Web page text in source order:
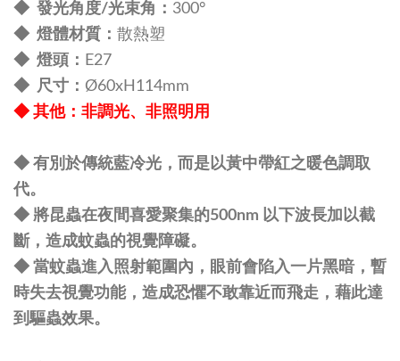
◆ 發光角度/光束角： 300°
◆ 燈體材質： 散熱塑
◆ 燈頭： E27
◆ 尺寸： Ø60xH114mm
◆其他：非調光、非照明用
◆ 有別於傳統藍冷光，而是以黃中帶紅之暖色調取
代。
◆ 將昆蟲在夜間喜愛聚集的500nm 以下波長加以截
斷，造成蚊蟲的視覺障礙。
◆ 當蚊蟲進入照射範圍內，眼前會陷入一片黑暗，暫
時失去視覺功能，造成恐懼不敢靠近而飛走，藉此達
到驅蟲效果。